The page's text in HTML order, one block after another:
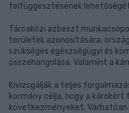
felfüggesztésének
Tárcaközi azbeszt
területek azonosítására,
szükséges egészségügyi és
összehangolása. Valamint a
Kivizsgálják a teljes
kormány célja, hogy a károkért
következményeket.